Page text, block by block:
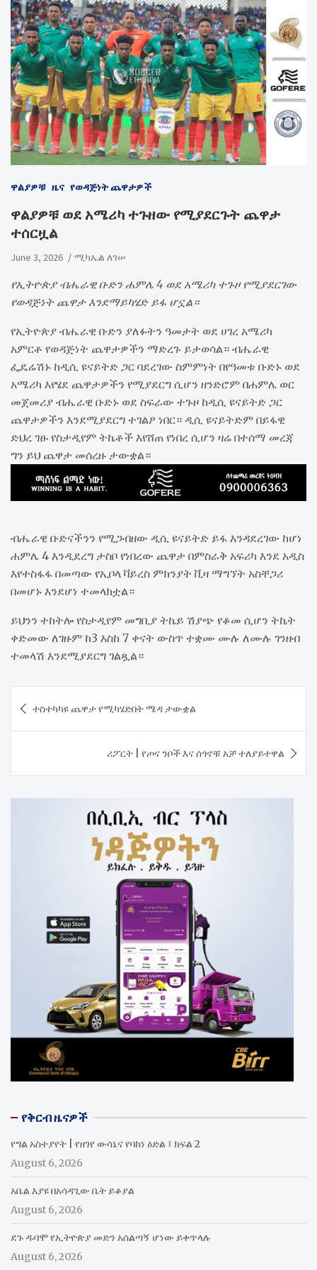
ዋልያዎቹ ዜና የወዳጅነት ጨዋታዎች
ዋልያዎቹ ወደ አሜሪካ ተጉዘው የሚያደርጉት ጨዋታ
ተሰርዟል
June 3, 2026 ሚካኤል ለገሠ
የኢትዮጵያ ብሔራዊ ቡድን ሐምሌ 4 ወደ አሜሪካ ተጉዞ የሚያደርገው
የወዳጅነት ጨዋታ እንደማይካሄድ ይፋ ሆኗል።
የኢትዮጵያ ብሔራዊ ቡድን ያለፉትን ዓመታት ወደ ሀገረ አሜሪካ
አምርቶ የወዳጅነት ጨዋታዎችን ማድረጉ ይታወሳል። ብሔራዊ
ፌዴሬሽኑ ከዲሲ ዩናይትድ ጋር ባደረገው ስምምነት በየዓመቱ ቡድኑ ወደ
አሜሪካ እየሄደ ጨዋታዎችን የሚያደርግ ሲሆን ዘንድሮም በሐምሌ ወር
መጀመሪያ ብሔራዊ ቡድኑ ወደ ስፍራው ተጉዞ ከዲሲ ዩናይትድ ጋር
ጨዋታዎችን እንደሚያደርግ ተገልፆ ነበር። ዲሲ ዩናይትድም በይፋዊ
ድህረ ገፁ የስታዲየም ትኬቶች እየሸጠ የነበረ ሲሆን ዛሬ በተሰማ መረጃ
ግን ይህ ጨዋታ መሰረዙ ታውቋል።
ብሔራዊ ቡድናችንን የሚጋብዘው ዲሲ ዩናይትድ ይፋ እንዳደረገው ከሆነ
ሐምሌ 4 እንዲደረግ ታስቦ የነበረው ጨዋታ በምስራቅ አፍሪካ እንደ አዲስ
እየተስፋፋ በመጣው የኢቦላ ቫይረስ ምክንያት ቪዛ ማግኘት አስቸጋሪ
በመሆኑ እንደሆነ ተመላክቷል።
ይህንን ተከትሎ የስታዲየም መግቢያ ትኬይ ሽያጭ የቆመ ሲሆን ትኬት
ቀድመው ለገዙም ከ3 እስከ 7 ቀናት ውስጥ ተቋሙ ሙሉ ለሙሉ ገንዘብ
ተመላሽ እንደሚያደርግ ገልጿል።
navigation
ተስተካካዩ ጨዋታ የሚካሄድበት ሜዳ ታውቋል
ሪፖርት | የጦና ንቦች እና ሰጎኖቹ አቻ ተለያይተዋል
የቅርብ ዜናዎች
የግል አስተያየት | የዘገየ ውሳኔና የባከነ ዕድል ፤ ክፍል 2
August 6, 2026
አቤል እያዩ በአሳዳጊው ቤት ይቆያል
August 6, 2026
ደጉ ዱባሞ የኢትዮጵያ መድን አሰልጣኝ ሆነው ይቀጥላሉ
August 6, 2026